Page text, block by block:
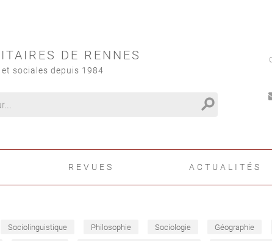
DE RENNES
sociales depuis 1984
search
REVUES ACTUALITÉS
Sociolinguistique Philosophie Sociologie Géographie